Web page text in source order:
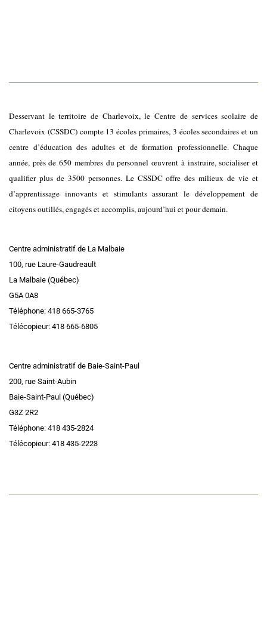
Desservant le territoire de Charlevoix, le Centre de services scolaire de
Charlevoix (CSSDC) compte 13 écoles primaires, 3 écoles secondaires et un
centre d’éducation des adultes et de formation professionnelle. Chaque
année, près de 650 membres du personnel œuvrent à instruire, socialiser et
qualifier plus de 3500 personnes. Le CSSDC offre des milieux de vie et
d’apprentissage innovants et stimulants assurant le développement de
citoyens outillés, engagés et accomplis, aujourd’hui et pour demain.
Centre administratif de La Malbaie
100, rue Laure-Gaudreault
La Malbaie (Québec)
G5A 0A8
Téléphone: 418 665-3765
Télécopieur: 418 665-6805
Centre administratif de Baie-Saint-Paul
200, rue Saint-Aubin
Baie-Saint-Paul (Québec)
G3Z 2R2
Téléphone: 418 435-2824
Télécopieur: 418 435-2223